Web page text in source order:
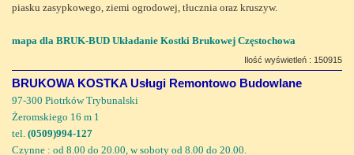
piasku zasypkowego, ziemi ogrodowej, tłucznia oraz kruszyw.
mapa dla BRUK-BUD Układanie Kostki Brukowej Częstochowa
Ilość wyświetleń : 150915
BRUKOWA KOSTKA Usługi Remontowo Budowlane
97-300 Piotrków Trybunalski
Żeromskiego 16 m 1
tel. (0509)994-127
Czynne : od 8.00 do 20.00, w soboty od 8.00 do 20.00.